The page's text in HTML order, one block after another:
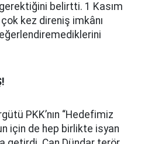
belirtti. 1 Kasım
kez direniş imkânı
PKK’nın “Hedefimiz
için de hep birlikte isyan